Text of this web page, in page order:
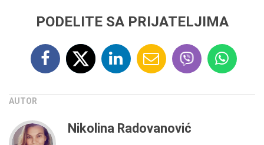
PODELITE SA PRIJATELJIMA
AUTOR
Nikolina Radovanović